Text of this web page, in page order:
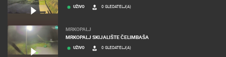
UŽIVO 0 GLEDATELJ(A)
MRKOPALJ
MRKOPALJ SKIJALIŠTE ČELIMBAŠA
UŽIVO 0 GLEDATELJ(A)